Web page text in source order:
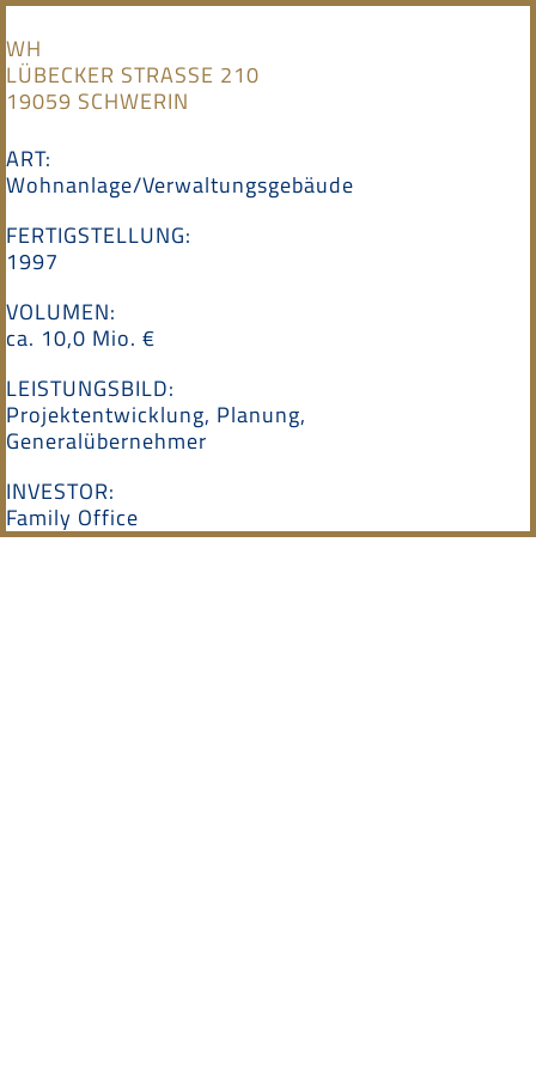
Skip
to
content
WH
LÜBECKER STRASSE 210
19059 SCHWERIN
ART:
Wohnanlage/Verwaltungsgebäude
FERTIGSTELLUNG:
1997
VOLUMEN:
ca. 10,0 Mio. €
LEISTUNGSBILD:
Projektentwicklung, Planung,
Generalübernehmer
INVESTOR:
Family Office